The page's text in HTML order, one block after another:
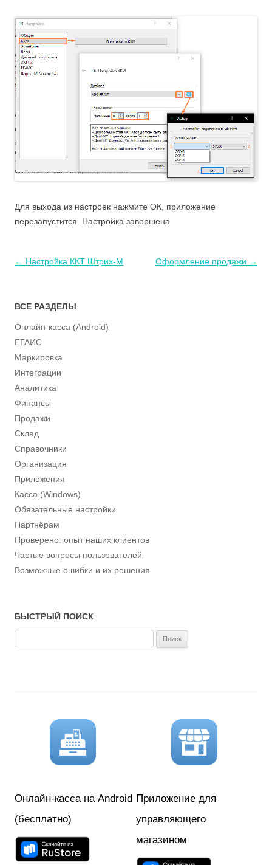
Для выхода из настроек нажмите ОК, приложение
перезапустится. Настройка завершена
Навигация
← Настройка ККТ Штрих-М Оформление продажи →
ВСЕ РАЗДЕЛЫ
Онлайн-касса (Android)
ЕГАИС
Маркировка
Интеграции
Аналитика
Финансы
Продажи
Склад
Справочники
Организация
Приложения
Касса (Windows)
Обязательные настройки
Партнёрам
Проверено: опыт наших клиентов
Частые вопросы пользователей
Возможные ошибки и их решения
БЫСТРЫЙ ПОИСК
Онлайн-касса на Android
(бесплатно)
Приложение для
управляющего
магазином